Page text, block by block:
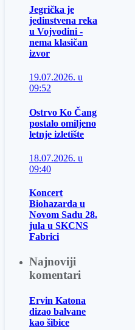
Jegrička je
jedinstvena reka
u Vojvodini -
nema klasičan
izvor
19.07.2026. u
09:52
Ostrvo Ko Čang
postalo omiljeno
letnje izletište
18.07.2026. u
09:40
Koncert
Biohazarda u
Novom Sadu 28.
jula u SKCNS
Fabrici
Najnoviji
komentari
Ervin Katona
dizao balvane
kao šibice